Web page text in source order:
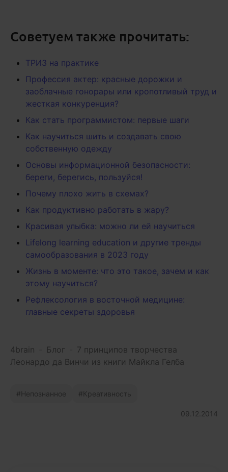
Советуем также прочитать:
ТРИЗ на практике
Профессия актер: красные дорожки и
заоблачные гонорары или кропотливый труд и
жесткая конкуренция?
Как стать программистом: первые шаги
Как научиться шить и создавать свою
собственную одежду
Основы информационной безопасности:
береги, берегись, пользуйся!
Почему плохо жить в схемах?
Как продуктивно работать в жару?
Красивая улыбка: можно ли ей научиться
Lifelong learning education и другие тренды
самообразования в 2023 году
Жизнь в моменте: что это такое, зачем и как
этому научиться?
Рефлексология в восточной медицине:
главные секреты здоровья
4brain Блог
7 принципов творчества
Леонардо да Винчи из книги Майкла Гелба
Непознанное Креативность
09.12.2014